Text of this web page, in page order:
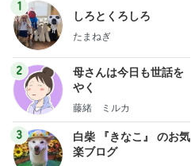
1
しろとくろしろ
たまねぎ
2
母さんは今日も世話を
やく
藤緒 ミルカ
3
白柴 『きなこ』 のお気
楽ブログ